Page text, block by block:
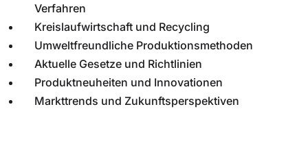
Verfahren
Kreislaufwirtschaft und Recycling
Umweltfreundliche Produktionsmethoden
Aktuelle Gesetze und Richtlinien
Produktneuheiten und Innovationen
Markttrends und Zukunftsperspektiven